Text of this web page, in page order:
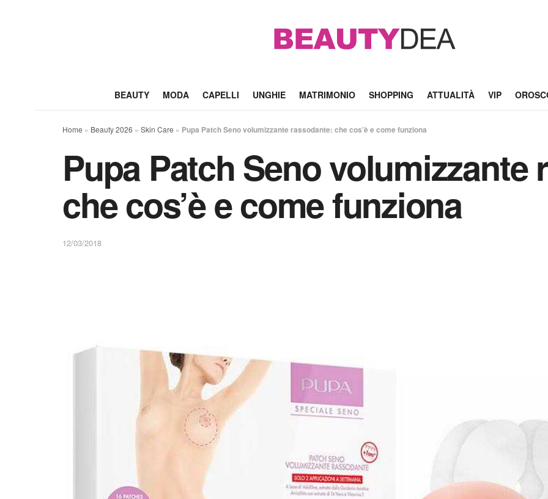
BEAUTY MODA CAPELLI UNGHIE MATRIMONIO SHOPPING ATTUALITÀ VIP
Home » Beauty 2026 » Skin Care » Pupa Patch Seno volumizzante rassodante: che cos’è e come funziona
Pupa Patch Seno volumizzante
che cos’è e come funziona
12/03/2018